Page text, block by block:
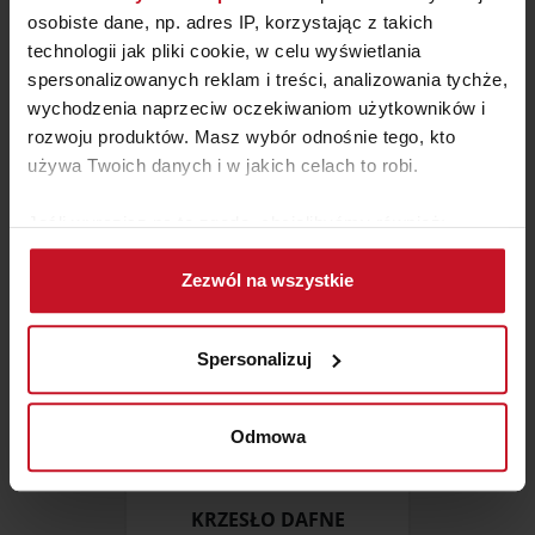
osobiste dane, np. adres IP, korzystając z takich
technologii jak pliki cookie, w celu wyświetlania
spersonalizowanych reklam i treści, analizowania tychże,
wychodzenia naprzeciw oczekiwaniom użytkowników i
rozwoju produktów. Masz wybór odnośnie tego, kto
używa Twoich danych i w jakich celach to robi.
Jeśli wyrazisz na to zgodę, chcielibyśmy również:
Gromadzić dane dotyczące Twojej lokalizacji
geograficznej z dokładnością nawet do kilku metrów
Identyfikować Twoje urządzenie, aktywnie
(fingerprinting, czyli wirtualny odcisk palca)
Dowiedz się więcej odnośnie tego, jak Twoje osobiste
dane są przetwarzane oraz ustaw własne preferencje w
zmienić lub wycofać swoją zgodę w dowolnej chwili.
Zezwól na wszystkie
Spersonalizuj
Odmowa
STÓŁ LITY DĄB
ZAPYTAJ O CENĘ W SALONIE
KRZESŁO DAFNE